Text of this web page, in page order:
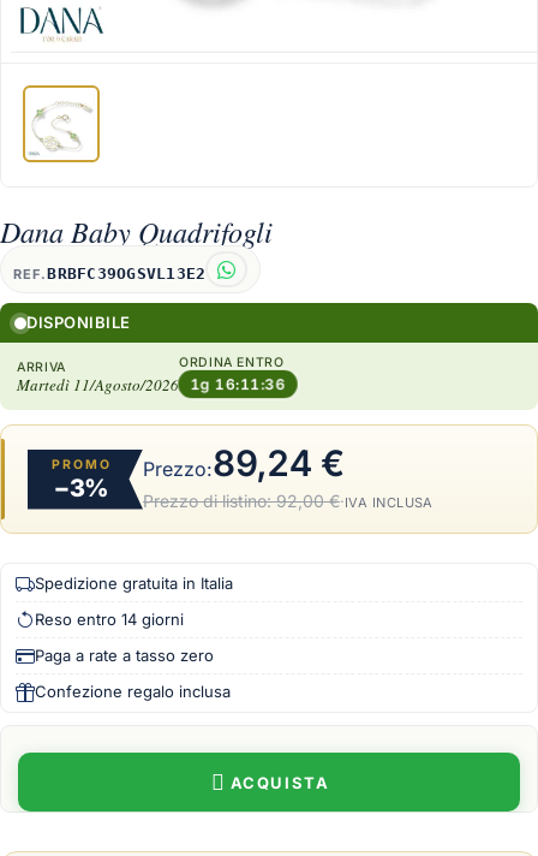
Dana Baby Quadrifogli
REF.BRBFC39OGSVL13E2
DISPONIBILE
ARRIVA
Martedì 11/Agosto/2026
ORDINA ENTRO
1g 16:11:36
PROMO
−3%
Prezzo:89,24 €
Prezzo di listino:92,00 €·IVA INCLUSA
Spedizione gratuita in Italia
Reso entro 14 giorni
Paga a rate a tasso zero
Confezione regalo inclusa
ACQUISTA